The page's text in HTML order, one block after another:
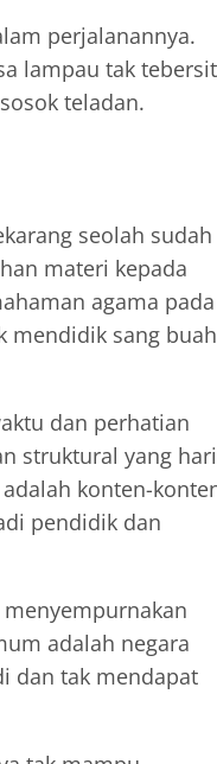
perjalanannya.
lampau tak tebersit
teladan.
seolah sudah
materi kepada
agama pada
mendidik sang buah
dan perhatian
struktural yang hari
konten-
pendidik dan
adalah negara
dan tak mendapat